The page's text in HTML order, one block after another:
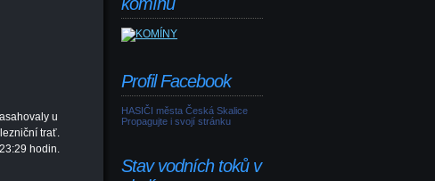
u
trať.
hodin.
Profil Facebook
HASIČI města Česká Skalice
Propagujte i svojí stránku
Stav vodních toků v